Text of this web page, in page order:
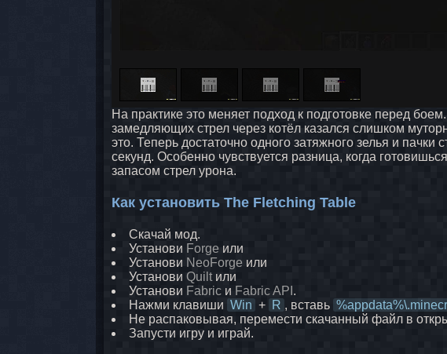
На практике это меняет подход к подготовке перед
замедляющих стрел через котёл казался слишком
это. Теперь достаточно одного затяжного зелья и пачки
секунд. Особенно чувствуется разница, когда
запасом стрел урона.
Как установить The Fletching Table
Скачай мод.
Установи Forge или
Установи NeoForge или
Установи Quiltили
Установи Fabric и Fabric API .
Нажми клавиши Win + R , вставь
Не распаковывая, перемести скачанный файл в
Запусти игру и играй.